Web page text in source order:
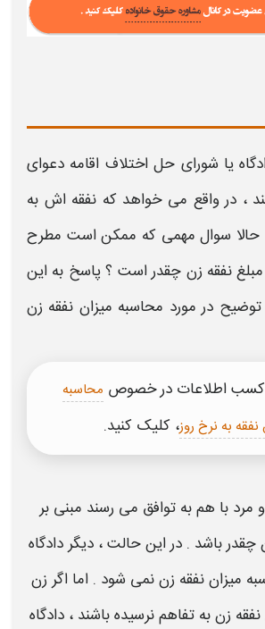
یا شورای حل اختلاف اقامه دعوای
، در واقع می خواهد که نفقه اش به
حالا سوال مهمی که ممکن است مطرح
مبلغ نفقه زن چقدر است ؟ پاسخ به این
توضیح در مورد محاسبه میزان نفقه زن
کسب اطلاعات در خصوص محاسبه
نفقه به نرخ روز، کلیک کنید.
مرد با هم به توافق می رسند مبنی بر
چقدر باشد . در این حالت ، دیگر دادگاه
میزان نفقه زننمی شود . اما اگر زن
نفقه زنبه تفاهم نرسیده باشند ، دادگاه